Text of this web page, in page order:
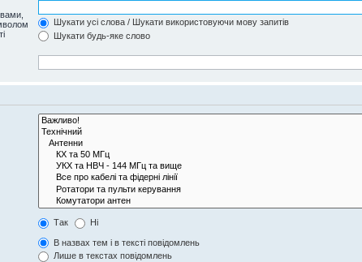
Шукати усі слова / Шукати використовуючи мову запитів
Шукати будь-яке слово
Так Ні
В назвах тем і в тексті повідомлень
Лише в текстах повідомлень